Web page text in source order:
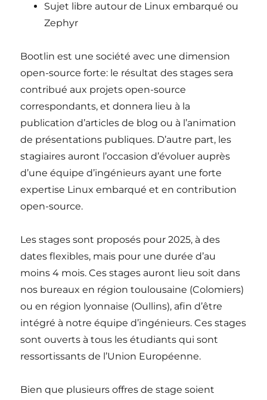
Sujet libre autour de Linux embarqué ou
Zephyr
Bootlin est une société avec une dimension
open-source forte: le résultat des stages sera
contribué aux projets open-source
correspondants, et donnera lieu à la
publication d’articles de blog ou à l’animation
de présentations publiques. D’autre part, les
stagiaires auront l’occasion d’évoluer auprès
d’une équipe d’ingénieurs ayant une forte
expertise Linux embarqué et en contribution
open-source.
Les stages sont proposés pour 2025, à des
dates flexibles, mais pour une durée d’au
moins 4 mois. Ces stages auront lieu soit dans
nos bureaux en région toulousaine (Colomiers)
ou en région lyonnaise (Oullins), afin d’être
intégré à notre équipe d’ingénieurs. Ces stages
sont ouverts à tous les étudiants qui sont
ressortissants de l’Union Européenne.
Bien que plusieurs offres de stage soient